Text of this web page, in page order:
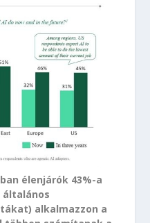
élenjárók 43%-a
alkalmazzon a